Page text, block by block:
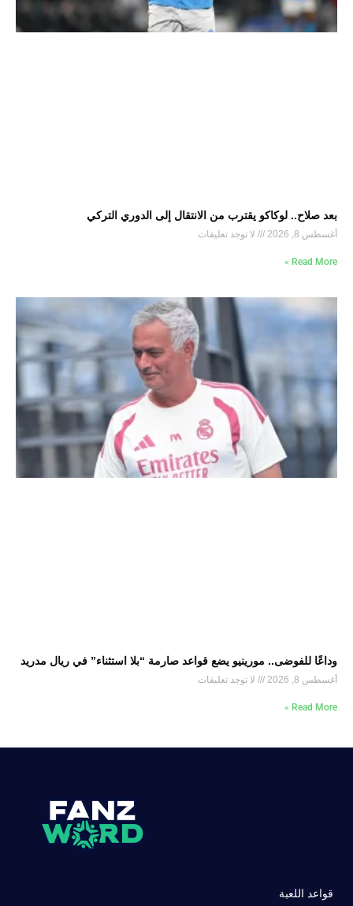
بعد صلاح.. لوكاكو يقترب من الانتقال إلى الدوري التركي
أغسطس 8, 2026 لا توجد تعليقات
Read More »
وداعًا للفوضى.. مورينيو يضع قواعد صارمة “بلا استثناء” في ريال مدريد
أغسطس 8, 2026 لا توجد تعليقات
Read More »
قواعد اللعبة